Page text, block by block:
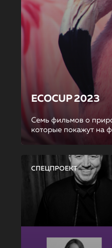
ECOCUP 2023
Семь фильмов о
которые покажут на
СПЕЦПРОЕКТ